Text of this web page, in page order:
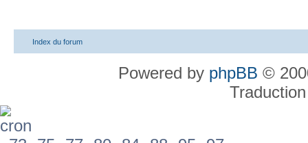
Index du forum
Powered by phpBB ©